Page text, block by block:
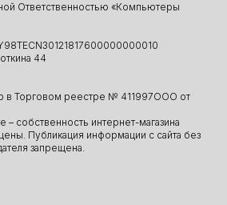
Ответственностью «Компьютеры
44
в Торговом реестре № 411997ООО от
– собственность интернет-магазина
Публикация информации с сайта без
запрещена.